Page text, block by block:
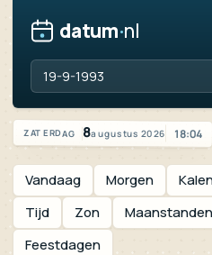
datum·nl
Vandaag is het zaterdag 8
ZATERDAG 8augustus 2026 18:04
Vandaag Morgen
Tijd
Zon Maanstanden
Feestdagen